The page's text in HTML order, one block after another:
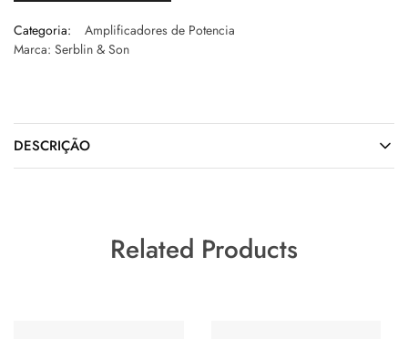
Categoria:
Amplificadores de Potencia
Marca: Serblin & Son
DESCRIÇÃO
Related Products